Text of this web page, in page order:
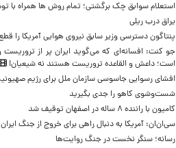
استعلام سوابق چک برگشتی؛ تمام روش ها همراه با
یراق درب ریلی
پنتاگون دسترسی وزیر سابق نیروی هوایی آمریکا را
جو کنت: افسانه‌ای که می‌گوید ایران پر از
است؛ داعش و القاعده تروریست هستند نه شیعیان!
افشای رسوایی جاسوسی سازمان ملل برای رژیم
شست‌وشوی کاهو را جدی بگیرید
کامیون با راننده ۸ ساله در اصفهان توقیف شد
سی‌ان‌ان: آمریکا به دنبال راهی برای خروج از جنگ
رسانه؛ سنگر نخست در جنگ روایت‌ها